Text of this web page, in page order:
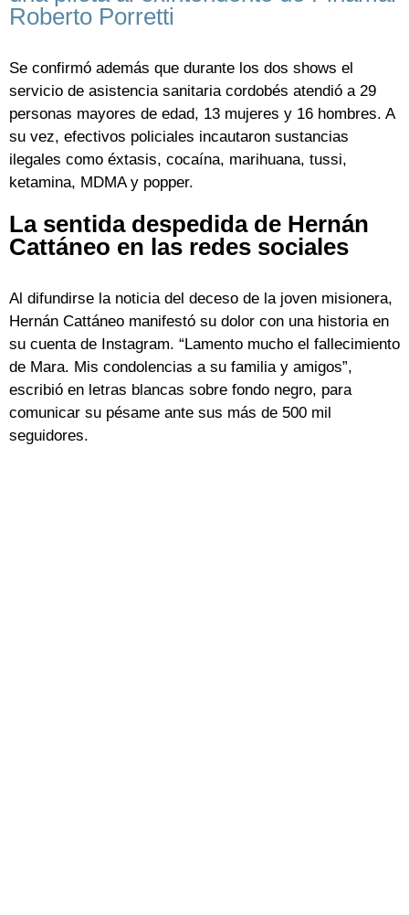
Roberto Porretti
Se confirmó además que durante los dos shows el
servicio de asistencia sanitaria cordobés atendió a 29
personas mayores de edad, 13 mujeres y 16 hombres. A
su vez, efectivos policiales incautaron sustancias
ilegales como éxtasis, cocaína, marihuana, tussi,
ketamina, MDMA y popper.
La sentida despedida de Hernán
Cattáneo en las redes sociales
Al difundirse la noticia del deceso de la joven misionera,
Hernán Cattáneo manifestó su dolor con una historia en
su cuenta de Instagram. “Lamento mucho el fallecimiento
de Mara. Mis condolencias a su familia y amigos”,
escribió en letras blancas sobre fondo negro, para
comunicar su pésame ante sus más de 500 mil
seguidores.